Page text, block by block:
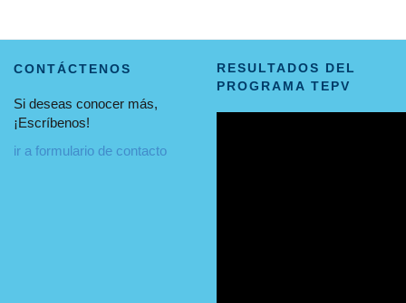
CONTÁCTENOS
Si deseas conocer más,
¡Escríbenos!
ir a formulario de contacto
RESULTADOS DEL
PROGRAMA TEPV